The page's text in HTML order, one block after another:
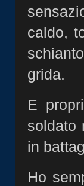
caldo,
grida.
E
soldato
in
Ho